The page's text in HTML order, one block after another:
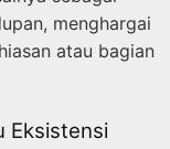
menghargai
atau bagian
Eksistensi